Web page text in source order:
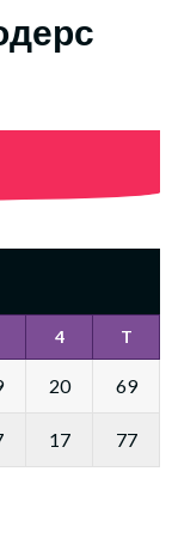
4 T
20 69
17 77